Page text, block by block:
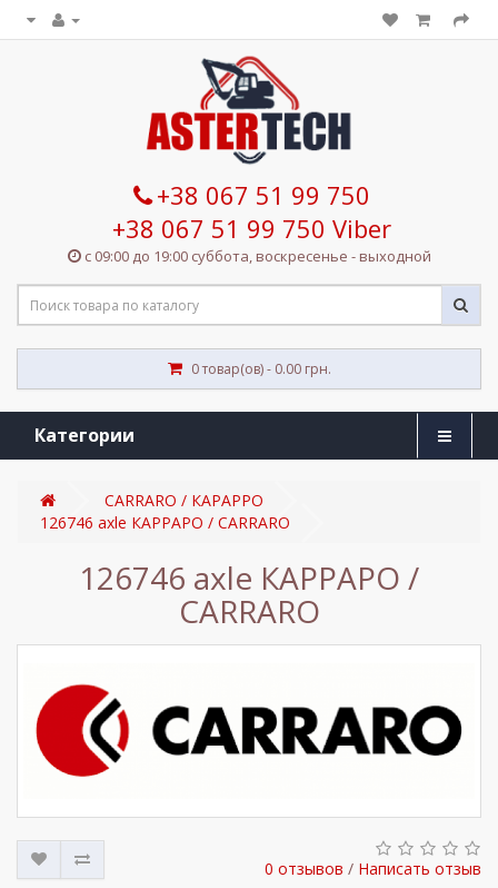
+38 067 51 99 750
+38 067 51 99 750 Viber
с 09:00 до 19:00 суббота, воскресенье - выходной
0 товар(ов) - 0.00 грн.
Категории
CARRARO / КАРАРРО
126746 axle КАРРАРО / CARRARO
126746 axle КАРРАРО /
CARRARO
0 отзывов / Написать отзыв